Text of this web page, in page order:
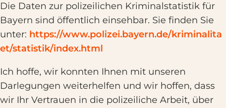
Die Daten zur polizeilichen Kriminalstatistik für
Bayern sind öffentlich einsehbar. Sie finden Sie
unter: https://www.polizei.bayern.de/kriminalita
et/statistik/index.html
Ich hoffe, wir konnten Ihnen mit unseren
Darlegungen weiterhelfen und wir hoffen, dass
wir Ihr Vertrauen in die polizeiliche Arbeit, über